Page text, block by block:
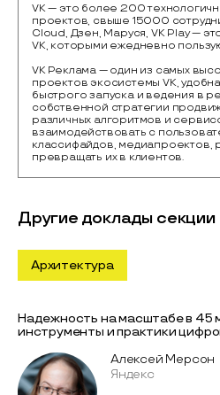
VK — это более 200
проектов, свыше 15000
Cloud, Дзен, Маруся, VK Play —
VK, которыми ежедневно
VK Реклама — один из самых
проектов экосистемы VK,
быстрого запуска и ведения в
собственной стратегии
различных алгоритмов и
взаимодействовать с
классифайдов, медиапроектов,
превращать их в клиентов.
Другие доклады секции
Архитектура
Надежность на масштабе в 45
инструменты и практики
Алексей Мерсон
Яндекс